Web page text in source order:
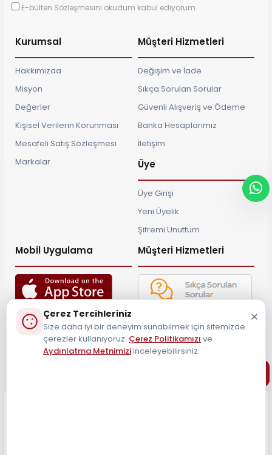
E-bülten Sözleşmesini okudum kabul ediyorum.
Kurumsal
Hakkımızda
Misyon
Değerler
Kişisel Verilerin Korunması
Mesafeli Satış Sözleşmesi
Markalar
Müşteri Hizmetleri
Değişim ve İade
Sıkça Sorulan Sorular
Güvenli Alışveriş ve Ödeme
Banka Hesaplarımız
İletişim
Üye
Üye Girişi
Yeni Üyelik
Şifremi Unuttum
Mobil Uygulama Müşteri Hizmetleri
0212 690 34 55
Çerez Tercihleriniz
Size daha iyi bir deneyim sunabilmek için sitemizde
çerezler kullanıyoruz. Çerez Politikamızı ve
Aydınlatma Metnimiziinceleyebilirsiniz.